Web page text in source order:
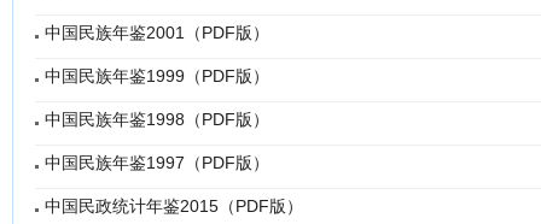
中国民族年鉴2001（PDF版）
中国民族年鉴1999（PDF版）
中国民族年鉴1998（PDF版）
中国民族年鉴1997（PDF版）
中国民政统计年鉴2015（PDF版）